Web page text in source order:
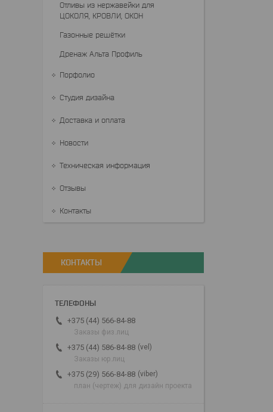
Отливы из нержавейки для
ЦОКОЛЯ, КРОВЛИ, ОКОН
Газонные решётки
Дренаж Альта Профиль
Порфолио
Студия дизайна
Доставка и оплата
Новости
Техническая информация
Отзывы
Контакты
КОНТАКТЫ
+375 (44) 566-84-88
Заказы физ.лиц
+375 (44) 586-84-88 vel
Заказы юр.лиц
+375 (29) 566-84-88 viber
план (чертеж) для дизайн проекта